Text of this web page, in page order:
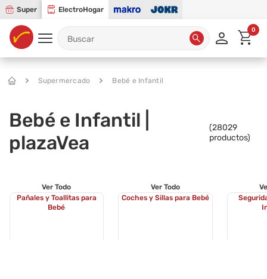
Super ElectroHogar
0
Supermercado Bebé e Infantil
Bebé e Infantil |
plazaVea
(28029
productos)
Ver Todo
Pañales y Toallitas para
Bebé
Ver Todo
Coches y Sillas para Bebé